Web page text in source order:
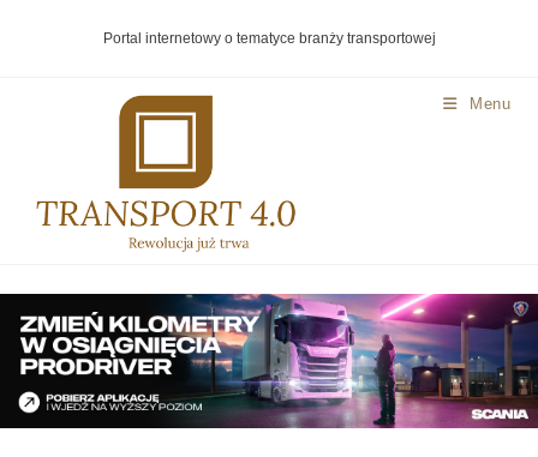
Portal internetowy o tematyce branży transportowej
Menu